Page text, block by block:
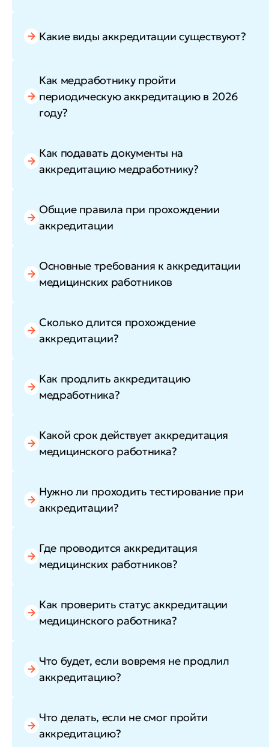
Какие виды аккредитации существуют?
Как медработнику пройти
периодическую аккредитацию в 2026
году?
Как подавать документы на
аккредитацию медработнику?
Общие правила при прохождении
аккредитации
Основные требования к аккредитации
медицинских работников
Сколько длится прохождение
аккредитации?
Как продлить аккредитацию
медработника?
Какой срок действует аккредитация
медицинского работника?
Нужно ли проходить тестирование при
аккредитации?
Где проводится аккредитация
медицинских работников?
Как проверить статус аккредитации
медицинского работника?
Что будет, если вовремя не продлил
аккредитацию?
Что делать, если не смог пройти
аккредитацию?